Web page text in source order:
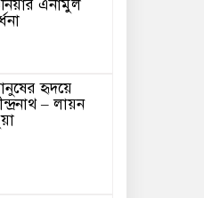
এনামুল
হৃদয়ে
– লায়ন